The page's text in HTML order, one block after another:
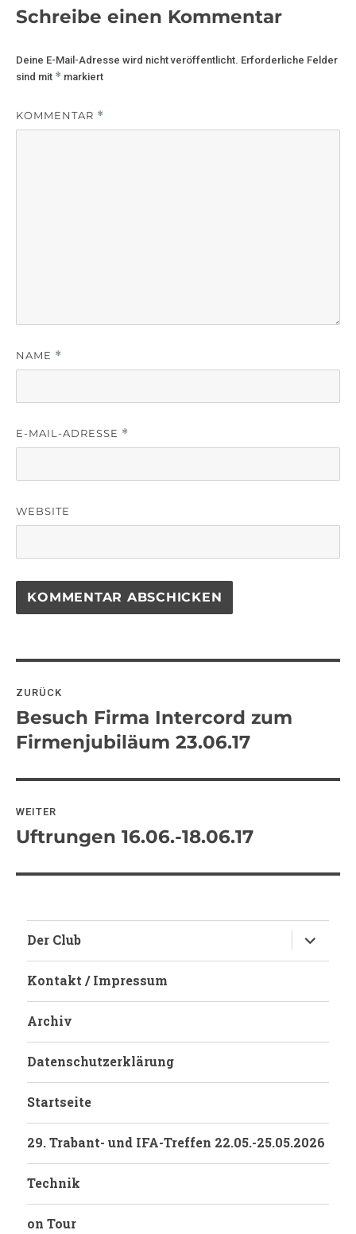
Schreibe einen Kommentar
Deine E-Mail-Adresse wird nicht veröffentlicht. Erforderliche Felder
sind mit * markiert
KOMMENTAR *
NAME *
E-MAIL-ADRESSE *
WEBSITE
ZURÜCK
Vorheriger
Beitrag:
Besuch Firma Intercord zum
Firmenjubiläum 23.06.17
WEITER
Nächster
Uftrungen 16.06.-18.06.17
Der Club
anzeigen
Kontakt / Impressum
Archiv
Datenschutzerklärung
Startseite
29. Trabant- und IFA-Treffen 22.05.-25.05.2026
Technik
on Tour